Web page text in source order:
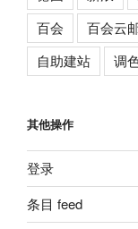
百会
百会云
自助建站
调
其他操作
登录
条目 feed